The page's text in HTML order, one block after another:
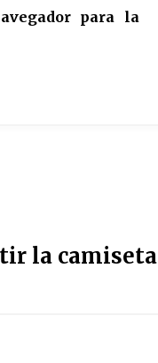
para la
la camiseta